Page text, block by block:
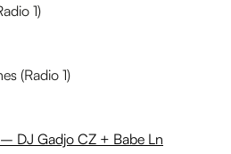
1)
(Radio 1)
– DJ Gadjo CZ + Babe Ln